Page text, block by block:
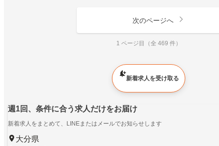
次のページへ
1 ページ目（全 469 件）
新着求人を受け取る
週1回、条件に合う求人だけをお届け
新着求人をまとめて、LINEまたはメールでお知らせします
大分県